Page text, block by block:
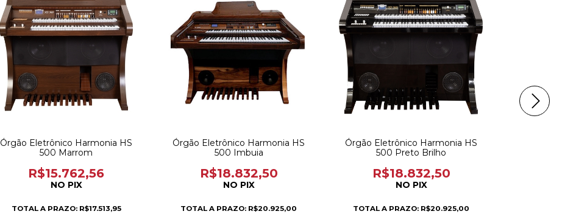
Órgão Eletrônico Harmonia HS
500 Marrom
R$15.762,56
NO PIX
TOTAL A PRAZO: R$17.513,95
Órgão Eletrônico Harmonia HS
500 Imbuia
R$18.832,50
NO PIX
TOTAL A PRAZO: R$20.925,00
Órgão Eletrônico Harmonia HS
500 Preto Brilho
R$18.832,50
NO PIX
TOTAL A PRAZO: R$20.925,00